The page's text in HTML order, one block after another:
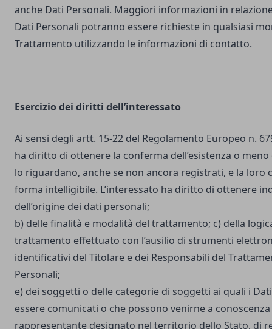
anche Dati Personali. Maggiori informazioni in
Dati Personali potranno essere richieste in qualsiasi
Trattamento utilizzando le informazioni di contatto.
Esercizio dei diritti dell’interessato
Ai sensi degli artt. 15-22 del Regolamento Europeo n.
ha diritto di ottenere la conferma dell’esistenza o
lo riguardano, anche se non ancora registrati, e la loro
forma intelligibile. L’interessato ha diritto di ottenere
dell’origine dei dati personali;
b) delle finalità e modalità del trattamento; c) della
trattamento effettuato con l’ausilio di strumenti
identificativi del Titolare e dei Responsabili del
Personali;
e) dei soggetti o delle categorie di soggetti ai quali i
essere comunicati o che possono venirne a
rappresentante designato nel territorio dello Stato, di